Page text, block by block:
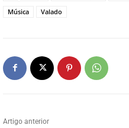
Música
Valado
Artigo anterior